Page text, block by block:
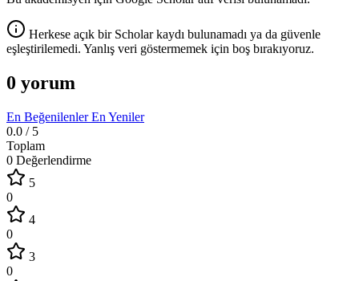
Herkese açık bir Scholar kaydı bulunamadı ya da güvenle
eşleştirilemedi. Yanlış veri göstermemek için boş bırakıyoruz.
0 yorum
En BeğenilenlerEn Yeniler
0.0 / 5
Toplam
0 Değerlendirme
5
0
4
0
3
0